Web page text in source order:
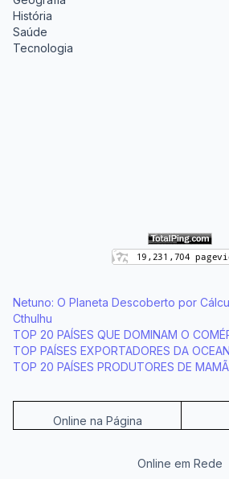
História
Saúde
Tecnologia
Netuno: O Planeta Descoberto por
Cthulhu
TOP 20 PAÍSES QUE DOMINAM O
TOP PAÍSES EXPORTADORES DA
TOP 20 PAÍSES PRODUTORES DE
Online na Página
Online em Rede